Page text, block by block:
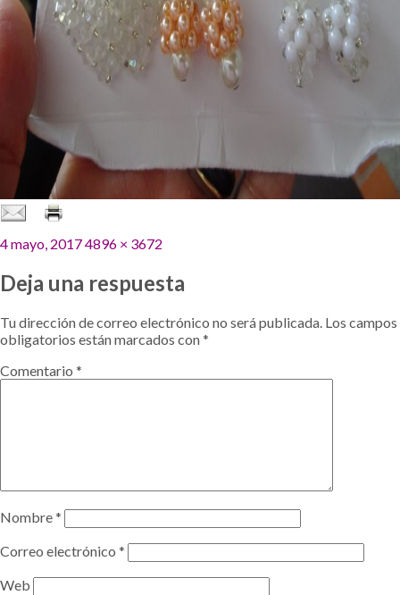
Publicado
4 mayo, 2017Tamaño
4896 × 3672
Deja una respuesta
Tu dirección de correo electrónico no será publicada. Los campos
obligatorios están marcados con*
Comentario *
Nombre*
Correo electrónico *
Web